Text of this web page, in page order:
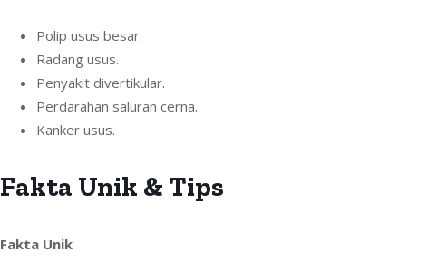
Polip usus besar.
Radang usus.
Penyakit divertikular.
Perdarahan saluran cerna.
Kanker usus.
Fakta Unik & Tips
Fakta Unik